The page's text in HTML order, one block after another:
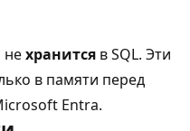
нехранится в SQL. Эти
в памяти перед
Entra.